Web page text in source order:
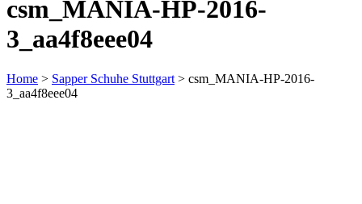
csm_MANIA-HP-2016-
3_aa4f8eee04
Home > Sapper Schuhe Stuttgart > csm_MANIA-HP-2016-
3_aa4f8eee04